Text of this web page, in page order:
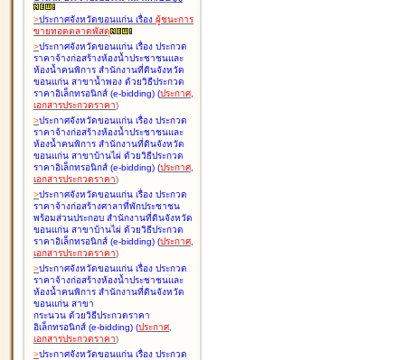
>ประกาศจังหวัดขอนแก่น เรื่อง ผู้ชนะการ
ขายทอดตลาดพัสดุ
>ประกาศจังหวัดขอนแก่น เรื่อง ประกวด
ราคาจ้างก่อสร้างห้องน้ำประชาชนและ
ห้องน้ำคนพิการ สำนักงานที่ดินจังหวัด
ขอนแก่น สาขาน้ำพอง ด้วยวิธีประกวด
ราคาอิเล็กทรอนิกส์ (e-bidding) (ประกาศ,
เอกสารประกวดราคา)
>ประกาศจังหวัดขอนแก่น เรื่อง ประกวด
ราคาจ้างก่อสร้างห้องน้ำประชาชนและ
ห้องน้ำคนพิการ สำนักงานที่ดินจังหวัด
ขอนแก่น สาขาบ้านไผ่ ด้วยวิธีประกวด
ราคาอิเล็กทรอนิกส์ (e-bidding) (ประกาศ,
เอกสารประกวดราคา)
>ประกาศจังหวัดขอนแก่น เรื่อง ประกวด
ราคาจ้างก่อสร้างศาลาที่พักประชาชน
พร้อมส่วนประกอบ สำนักงานที่ดินจังหวัด
ขอนแก่น สาขาบ้านไผ่ ด้วยวิธีประกวด
ราคาอิเล็กทรอนิกส์ (e-bidding) (ประกาศ,
เอกสารประกวดราคา)
>ประกาศจังหวัดขอนแก่น เรื่อง ประกวด
ราคาจ้างก่อสร้างห้องน้ำประชาชนและ
ห้องน้ำคนพิการ สำนักงานที่ดินจังหวัด
ขอนแก่น สาขา
กระนวน ด้วยวิธีประกวดราคา
อิเล็กทรอนิกส์ (e-bidding) (ประกาศ,
เอกสารประกวดราคา)
>ประกาศจังหวัดขอนแก่น เรื่อง ประกวด